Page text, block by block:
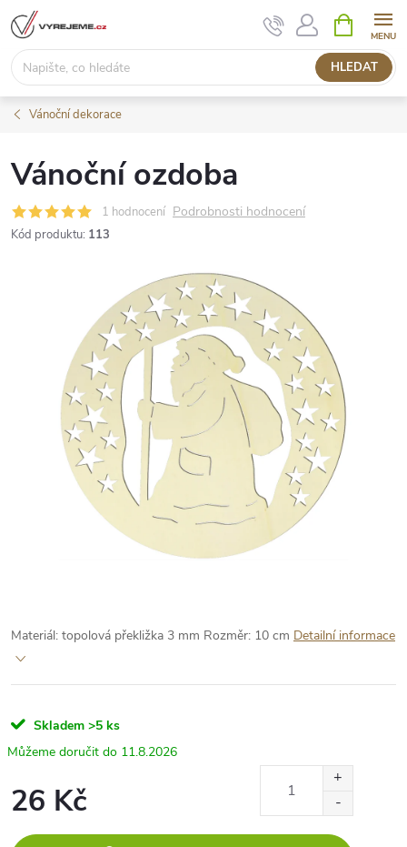
Přejít
na
obsah
HLEDAT
NÁKUPNÍ
KOŠÍK
Vánoční dekorace
Vánoční ozdoba
1 hodnocení Podrobnosti hodnocení
Kód produktu: 113
Materiál: topolová překližka 3 mm Rozměr: 10 cm Detailní informace
Skladem >5 ks
11.8.2026
26 Kč